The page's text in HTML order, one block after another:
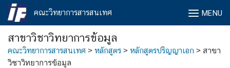
Skip
คณะวิทยาการสารสนเทศ MENU
สาขาวิชาวิทยาการข้อมูล
คณะวิทยาการสารสนเทศ > หลักสูตร > หลักสูตรปริญญาเอก > สาขา
วิชาวิทยาการข้อมูล